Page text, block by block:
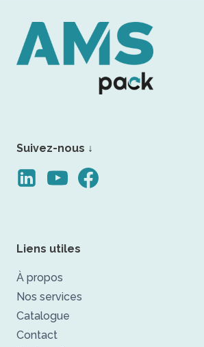
Suivez-nous ↓
Liens utiles
À propos
Nos services
Catalogue
Contact